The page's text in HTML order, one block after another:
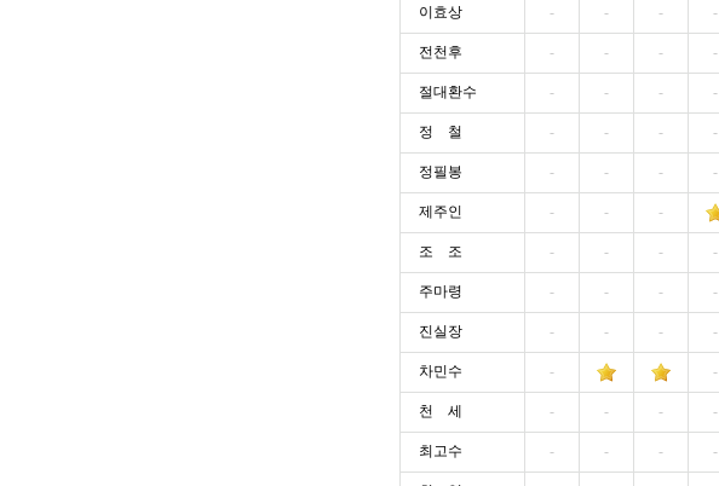
이효상 - - - -
전천후 - - - -
절대환수 - - - -
정 철 - - - -
정필봉 - - - -
제주인 - - -
조 조 - - - -
주마령 - - - -
진실장 - - - -
차민수 - -
천 세 - - - -
최고수 - - - -